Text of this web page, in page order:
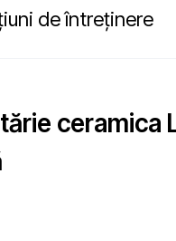
de întreținere
ceramica